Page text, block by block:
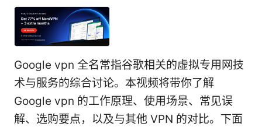
Google vpn 全名常指谷歌相关的虚拟专用网技
术与服务的综合讨论。本视频将带你了解
Google vpn 的工作原理、使用场景、常见误
解、选购要点，以及与其他 VPN 的对比。下面